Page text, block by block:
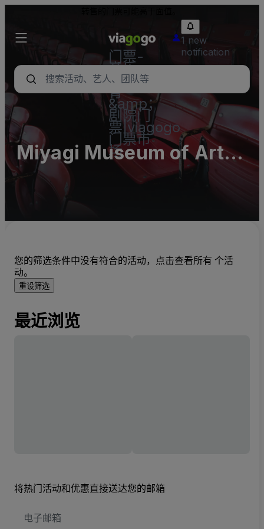
门票-
音乐
会，体
育
&amp；
剧院门
票|viagogo
门票市
场
1 new
notification
Miyagi Museum of Art
(InActive)
您的筛选条件中没有符合的活动，点击查看所有 个活
动。
重设筛选
最近浏览
将热门活动和优惠直接送达您的邮箱
子